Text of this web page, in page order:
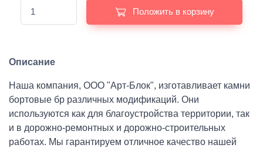
Положить в корзину
Описание
Наша компания, ООО "Арт-Блок", изготавливает камни
бортовые бр различных модификаций. Они
используются как для благоустройства территории, так
и в дорожно-ремонтных и дорожно-строительных
работах. Мы гарантируем отличное качество нашей